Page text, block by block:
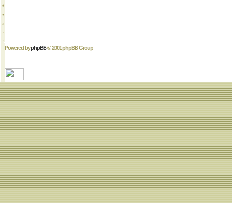
Powered byphpBB© 2001 phpBB Group